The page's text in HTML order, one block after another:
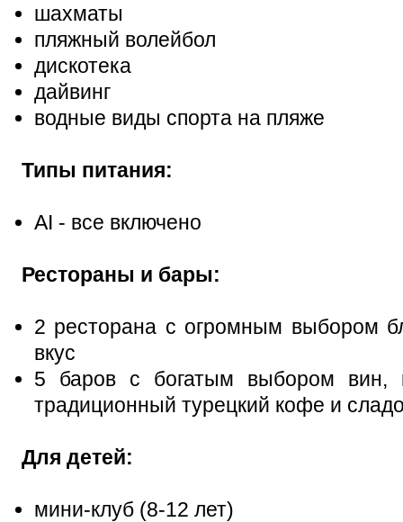
шахматы
пляжный волейбол
дискотека
дайвинг
водные виды спорта на пляже
Типы питания:
АІ - все включено
Рестораны и бары:
2 ресторана с огромным выбором
вкус
5 баров с богатым выбором вин,
традиционный турецкий кофе и
Для детей:
мини-клуб (8-12 лет)